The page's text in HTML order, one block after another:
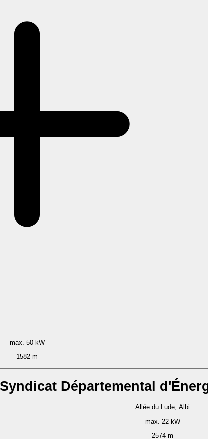
max. 50 kW
1582 m
Syndicat Départemental
Allée du Lude, Albi
max. 22 kW
2574 m